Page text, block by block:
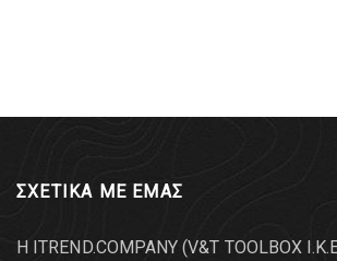
ΣΧΕΤΙΚΑ ΜΕ ΕΜΑΣ
Η ITREND.COMPANY (V&T TOOLBOX